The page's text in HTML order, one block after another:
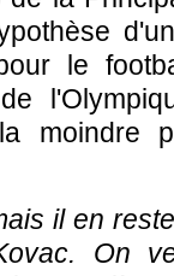
le
moindre
il en
On